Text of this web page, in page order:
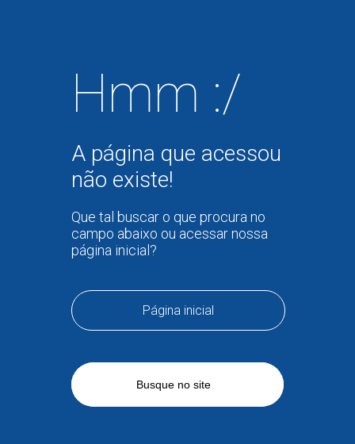
Hmm :/
A página que acessou
não existe!
Que tal buscar o que procura no
campo abaixo ou acessar nossa
página inicial?
Página inicial